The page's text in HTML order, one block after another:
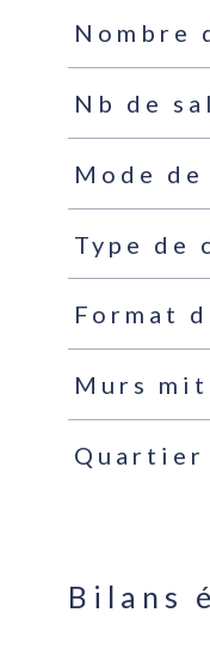
Nombre
Nb de
Mode
Type de
Format
Murs
Quartier
Bilans